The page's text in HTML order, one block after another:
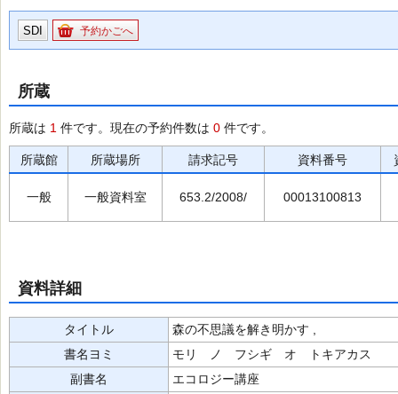
SDI 予約かごへ
所蔵
所蔵は 1 件です。現在の予約件数は 0 件です。
所蔵館 所蔵場所 請求記号 資料番号
一般 一般資料室 653.2/2008/ 00013100813
資料詳細
タイトル
森の不思議を解き明かす ,
書名ヨミ
モリ ノ フシギ オ トキアカス
副書名
エコロジー講座